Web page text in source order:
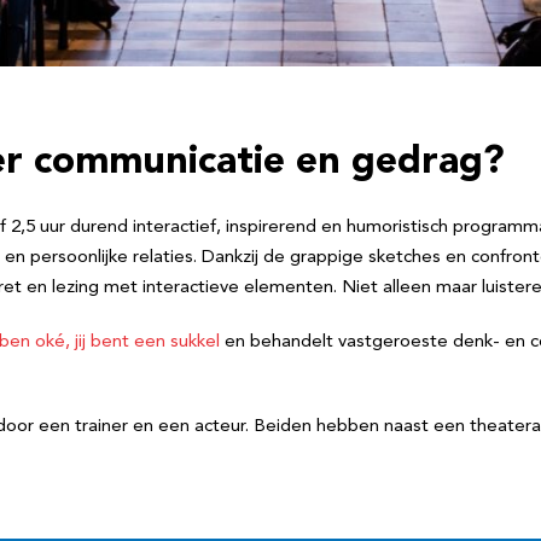
communicatie en gedrag?
2,5 uur durend interactief, inspirerend en humoristisch
persoonlijke relaties. Dankzij de grappige sketches en
en lezing met interactieve elementen. Niet alleen maar
oké, jij bent een sukkel en behandelt vastgeroeste denk- en
een trainer en een acteur. Beiden hebben naast een